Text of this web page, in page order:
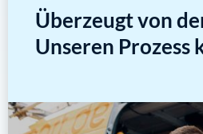
Überzeugt von
Unseren Prozess